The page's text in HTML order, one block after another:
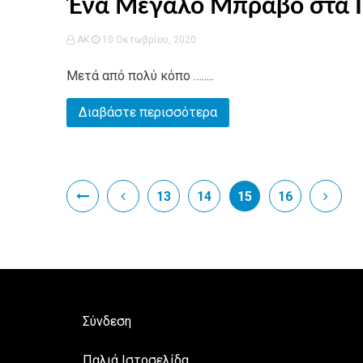
Ένα Μεγάλο Μπράβο στα
AK 10 Οκτωβρίου, 2020
Μετά από πολύ κόπο ….....
Διαβάστε περισσότερα
13 14 15 16
Σύνδεση